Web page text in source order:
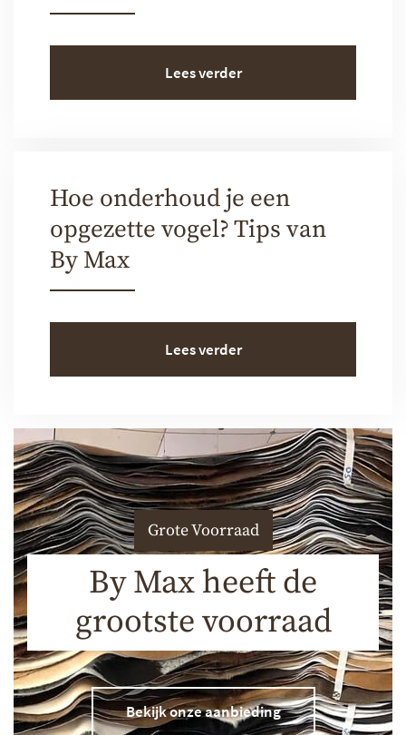
Lees verder
Hoe onderhoud je een
opgezette vogel? Tips van
By Max
Lees verder
Grote Voorraad
By Max heeft de
grootste voorraad
Bekijk onze aanbieding